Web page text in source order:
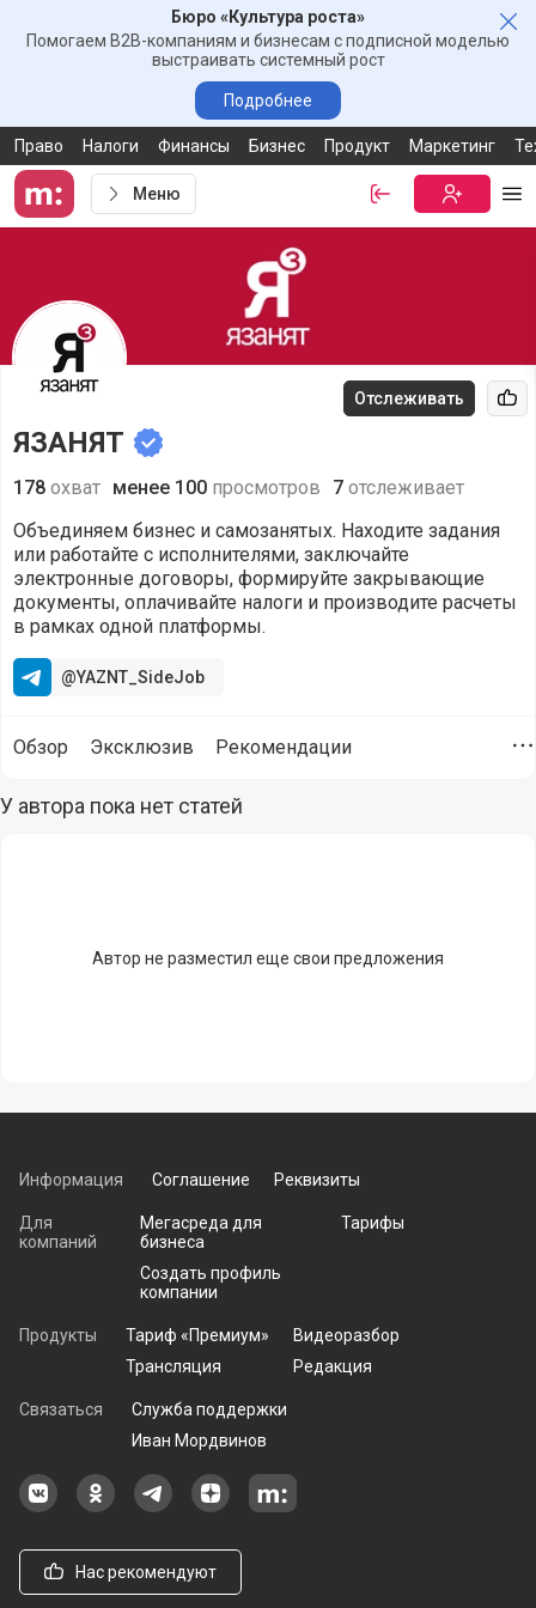
Бюро «Культура роста»
Помогаем B2B-компаниям и бизнесам с подписной моделью
выстраивать системный рост
Подробнее
Право Налоги Финансы Бизнес Продукт Маркетинг
Меню Войти
Отслеживать
ЯЗАНЯТ
178 охват менее 100 просмотров 7 отслеживает
Объединяем бизнес и самозанятых. Находите задания
или работайте с исполнителями, заключайте
электронные договоры, формируйте закрывающие
документы, оплачивайте налоги и производите расчеты
в рамках одной платформы.
@YAZNT_SideJob
Обзор Эксклюзив Рекомендации
Статьи от компании ЯЗАНЯТ (@yaznt) опубликованные
У автора пока нет статей
Автор не разместил еще свои предложения
Информация Соглашение Реквизиты
Для
компаний
Мегасреда для
бизнеса
Тарифы
Создать профиль
компании
Продукты Тариф «Премиум»
Видеоразбор
Трансляция
Редакция
Связаться
Служба поддержки
Иван Мордвинов
Наша группа в ВКонтакте
Наша группа на Одноклассники[
Наша группа в Telegram
наш профиль на Дзен
Наш аккаунт на Мегасреде
Нас рекомендуют